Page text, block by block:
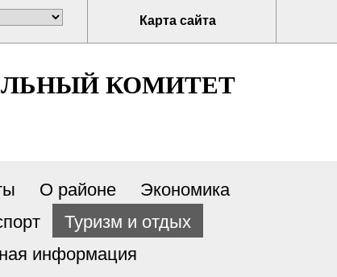
Карта сайта
КОМИТЕТ
О районе
Экономика
Туризм и отдых
информация